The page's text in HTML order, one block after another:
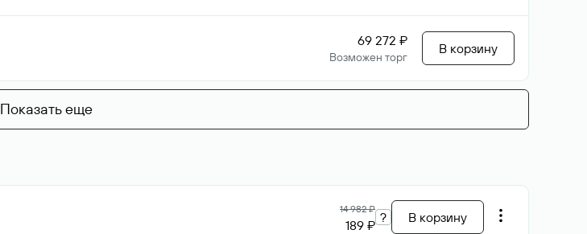
69 272 ₽
Возможен торг
В корзину
Показать еще
14 982 ₽
189 ₽ ? В корзину